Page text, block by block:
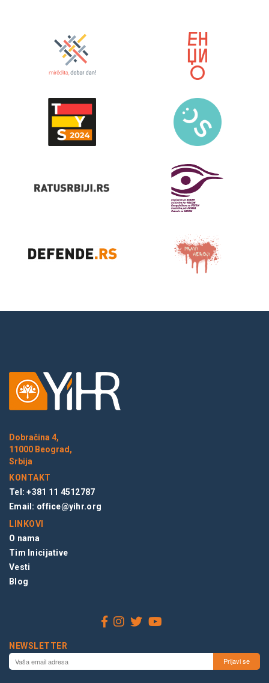
Dobračina 4,
11000 Beograd,
Srbija
KONTAKT
Tel: +381 11 4512787
Email: office@yihr.org
LINKOVI
O nama
Tim Inicijative
Vesti
Blog
NEWSLETTER